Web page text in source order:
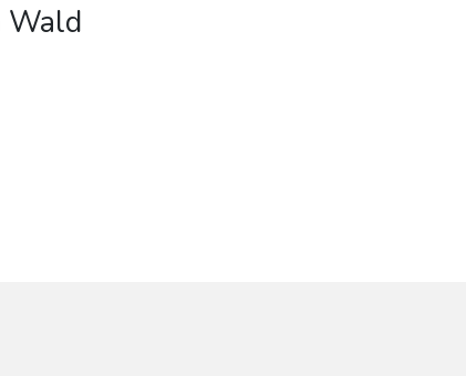
Wald